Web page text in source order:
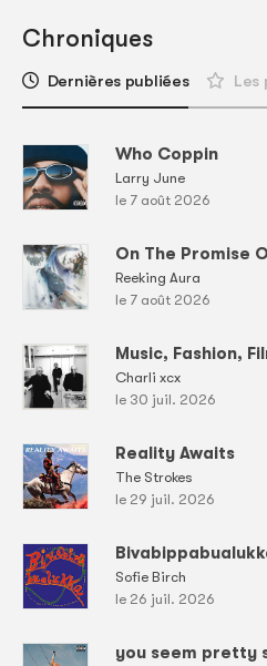
Chroniques
Dernières publiées Les
Who Coppin
Larry June
le 7 août 2026
On The Promise
Reeking Aura
le 7 août 2026
Music, Fashion,
Charli xcx
le 30 juil. 2026
Reality Awaits
The Strokes
le 29 juil. 2026
Sofie Birch
le 26 juil. 2026
you seem pretty